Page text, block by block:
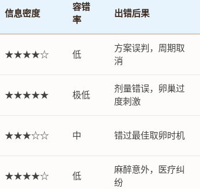
信息密度
容错
率
出错后果
★★★★☆ 低
方案误判，周期取
消
★★★★★ 极低
剂量错误，卵巢过
度刺激
★★★☆☆ 中 错过最佳取卵时机
★★★★☆ 低
麻醉意外，医疗纠
纷